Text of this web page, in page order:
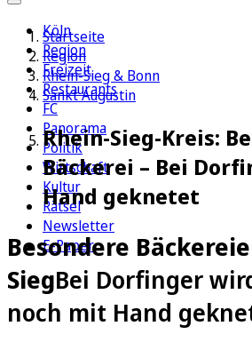
Köln
Region
Freizeit
Restaurants
FC
Panorama
Politik
Wirtschaft
Kultur
Rätsel
Newsletter
E-Paper
Startseite
Region
Rhein-Sieg & Bonn
Sankt Augustin
Rhein-Sieg-Kreis:
Bäckerei – Bei
Hand geknetet
Besondere
SiegBei Dorfinger
noch mit Hand